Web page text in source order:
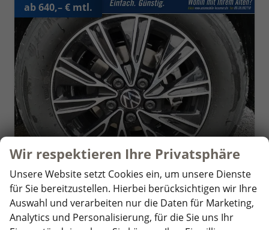
ab 640,– € mtl.
Volkswagen T7 California
Beach Tour 2.0 TDI DSG
unverbindliche Lieferzeit: 4 Wochen Fahrzeug mit Tageszulassung
Wir respektieren Ihre Privatsphäre
Unsere Website setzt Cookies ein, um unsere Dienste
für Sie bereitzustellen. Hierbei berücksichtigen wir Ihre
Auswahl und verarbeiten nur die Daten für Marketing,
Analytics und Personalisierung, für die Sie uns Ihr